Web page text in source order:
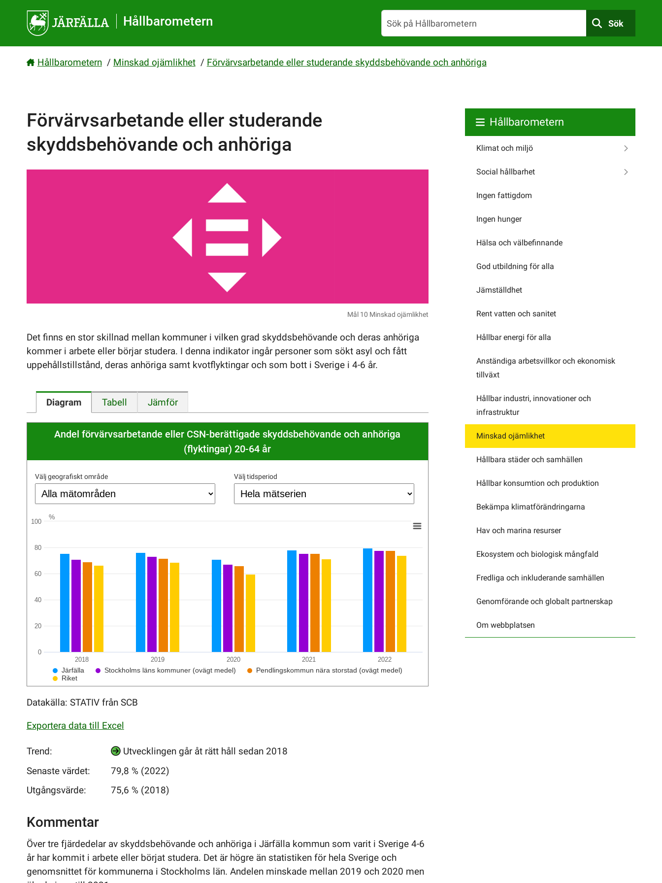
Hållbarometern Sök
Hållbarometern / Minskad ojämlikhet / Förvärvsarbetande eller studerande skyddsbehövande och anhöriga
Förvärvsarbetande eller studerande
skyddsbehövande och anhöriga
Mål 10 Minskad ojämlikhet
Det finns en stor skillnad mellan kommuner i vilken grad skyddsbehövande och deras anhöriga
kommer i arbete eller börjar studera. I denna indikator ingår personer som sökt asyl och fått
uppehållstillstånd, deras anhöriga samt kvotflyktingar och som bott i Sverige i 4-6 år.
Diagram Tabell Jämför
Andel förvärvsarbetande eller CSN-berättigade skyddsbehövande och anhöriga
(flyktingar) 20-64 år
Välj geografiskt område Välj tidsperiod
%
Järfälla Stockholms läns kommuner (ovägt medel)
Pendlingskommun nära storstad (ovägt medel)
Riket
2018 2019 2020 2021 2022
0
20
40
60
80
100
Datakälla: STATIV från SCB
Exportera data till Excel
Trend:
Utvecklingen går åt rätt håll sedan 2018
Senaste värdet:
79,8 % (2022)
Utgångsvärde:
75,6 % (2018)
Kommentar
Över tre fjärdedelar av skyddsbehövande och anhöriga i Järfälla kommun som varit i Sverige 4-6
år har kommit i arbete eller börjat studera. Det är högre än statistiken för hela Sverige och
genomsnittet för kommunerna i Stockholms län. Andelen minskade mellan 2019 och 2020 men
Hållbarometern
Klimat och miljö
Social hållbarhet
Ingen fattigdom
Ingen hunger
Hälsa och välbefinnande
God utbildning för alla
Jämställdhet
Rent vatten och sanitet
Hållbar energi för alla
Anständiga arbetsvillkor och ekonomisk
tillväxt
Hållbar industri, innovationer och
infrastruktur
Minskad ojämlikhet
Hållbara städer och samhällen
Hållbar konsumtion och produktion
Bekämpa klimatförändringarna
Hav och marina resurser
Ekosystem och biologisk mångfald
Fredliga och inkluderande samhällen
Genomförande och globalt partnerskap
Om webbplatsen